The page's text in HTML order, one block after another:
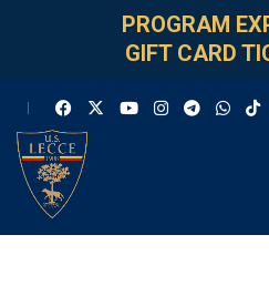
PROGRAM
GIFT CARD